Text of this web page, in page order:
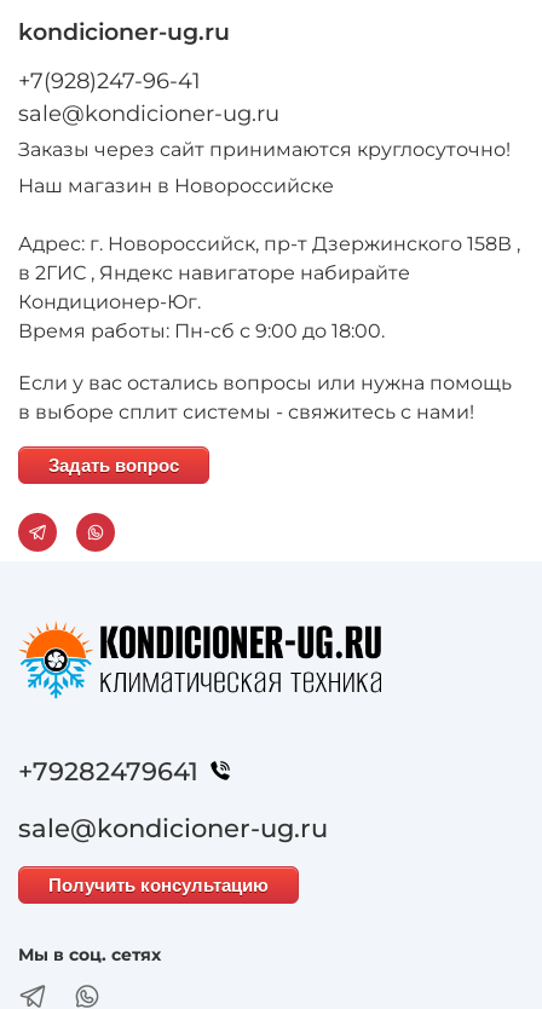
kondicioner-ug.ru
+7(928)247-96-41
sale@kondicioner-ug.ru
Заказы через сайт принимаются круглосуточно!
Наш магазин в Новороссийске
Адрес: г. Новороссийск, пр-т Дзержинского 158В ,
в 2ГИС , Яндекс навигаторе набирайте
Кондиционер-Юг.
Время работы: Пн-сб с 9:00 до 18:00.
Если у вас остались вопросы или нужна помощь
в выборе сплит системы - свяжитесь с нами!
Задать вопрос
+79282479641
sale@kondicioner-ug.ru
Получить консультацию
Мы в соц. сетях